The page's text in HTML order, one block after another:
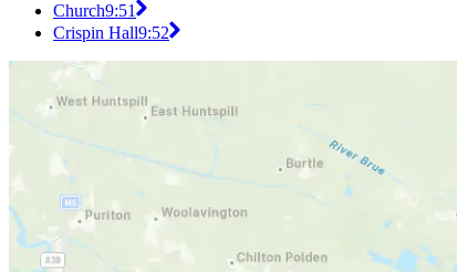
Church9:51
Crispin Hall9:52